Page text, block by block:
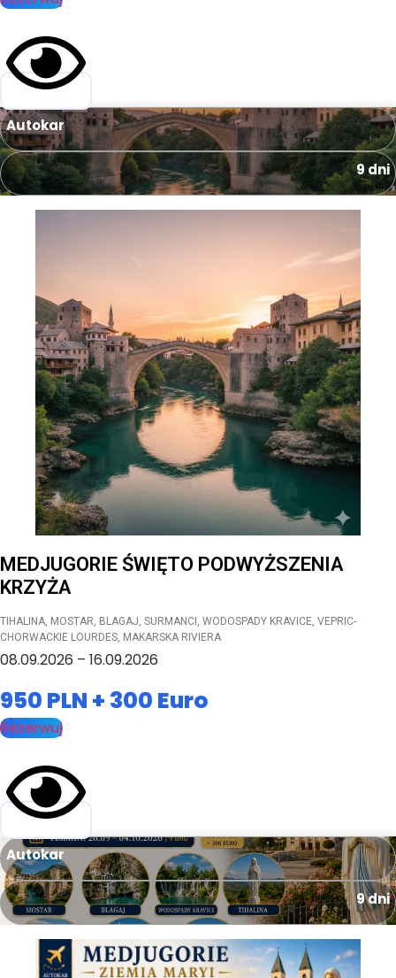
Autokar
9 dni
MEDJUGORIE ŚWIĘTO PODWYŻSZENIA
KRZYŻA
TIHALINA, MOSTAR, BLAGAJ, SURMANCI, WODOSPADY KRAVICE, VEPRIC-
CHORWACKIE LOURDES, MAKARSKA RIVIERA
08.09.2026 – 16.09.2026
950 PLN + 300 Euro
Rezerwuj
Autokar
9 dni